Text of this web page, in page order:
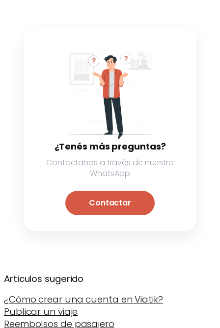
¿Tenés más preguntas?
Contactanos a través de nuestro
WhatsApp
Contactar
Articulos sugerido
¿Cómo crear una cuenta en Viatik?
Publicar un viaje
Reembolsos de pasajero